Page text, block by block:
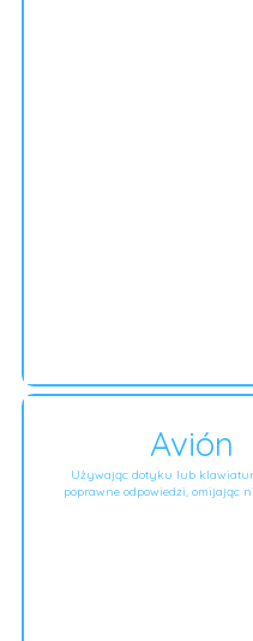
Avión
Używając dotyku lub
poprawne odpowiedzi, omijając